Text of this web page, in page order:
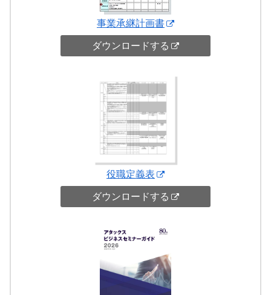
事業承継計画書
ダウンロードする
役職定義表
ダウンロードする